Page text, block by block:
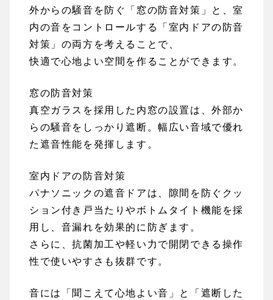
外からの騒音を防ぐ「窓の防音対策」と、室
内の音をコントロールする「室内ドアの防音
対策」の両方を考えることで、
快適で心地よい空間を作ることができます。
窓の防音対策
真空ガラスを採用した内窓の設置は、外部か
らの騒音をしっかり遮断。幅広い音域で優れ
た遮音性能を発揮します。
室内ドアの防音対策
パナソニックの遮音ドアは、隙間を防ぐクッ
ション付き戸当たりやボトムタイト機能を採
用し、音漏れを効果的に防ぎます。
さらに、抗菌加工や軽い力で開閉できる操作
性で使いやすさも抜群です。
音には「聞こえて心地よい音」と「遮断した